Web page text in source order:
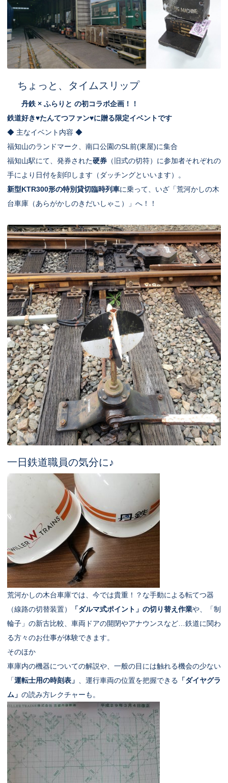
ちょっと、タイムスリップ
丹鉄 × ふらりと の初コラボ企画！！
鉄道好き♥たんてつファン♥に贈る限定イベントです
◆ 主なイベント内容 ◆
福知山のランドマーク、南口公園のSL前(東屋)に集合
福知山駅にて、発券された硬券 （旧式の切符）に参加者それぞれの
手により日付を刻印します（ダッチングといいます）。
新型KTR300形の特別貸切臨時列車に乗って、いざ「荒河かしの木
台車庫（あらがかしのきだいしゃこ）」へ！！
一日鉄道職員の気分に♪
荒河かしの木台車庫では、今では貴重！？な手動による転てつ器
（線路の切替装置）
「ダルマ式ポイント」の切り替え作業や、「制
輪子」の新古比較、車両ドアの開閉やアナウンスなど…鉄道に関わ
る方々のお仕事が体験できます。
そのほか
車庫内の機器についての解説や、一般の目には触れる機会の少ない
「運転士用の時刻表」 、運行車両の位置を把握できる 「ダイヤグラ
ム」 の読み方レクチャーも。